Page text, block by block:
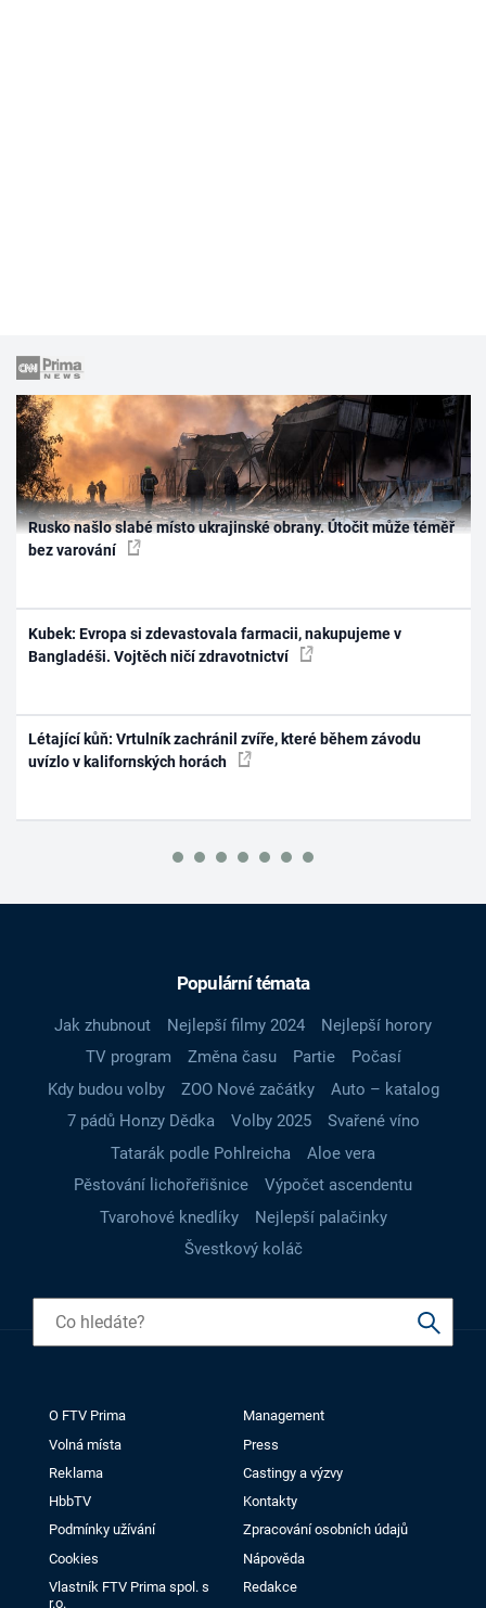
Rusko našlo slabé místo ukrajinské obrany. Útočit může téměř
bez varování
Kubek: Evropa si zdevastovala farmacii, nakupujeme v
Bangladéši. Vojtěch ničí zdravotnictví
Létající kůň: Vrtulník zachránil zvíře, které během závodu
uvízlo v kalifornských horách
Populární témata
Jak zhubnout Nejlepší filmy 2024
Nejlepší horory
TV program
Změna času Partie
Počasí
Kdy budou volby
ZOO Nové začátky
Auto – katalog
7 pádů Honzy Dědka
Volby 2025
Svařené víno
Tatarák podle Pohlreicha
Aloe vera
Pěstování lichořeřišnice
Výpočet ascendentu
Tvarohové knedlíky
Nejlepší palačinky
Švestkový koláč
O FTV Prima
Management
Volná místa
Press
Reklama
Castingy a výzvy
HbbTV
Kontakty
Podmínky užívání
Zpracování osobních údajů
Cookies
Nápověda
Vlastník FTV Prima spol. s
r.o.
Redakce